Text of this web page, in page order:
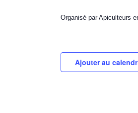
Organisé par Apiculteurs
Ajouter au